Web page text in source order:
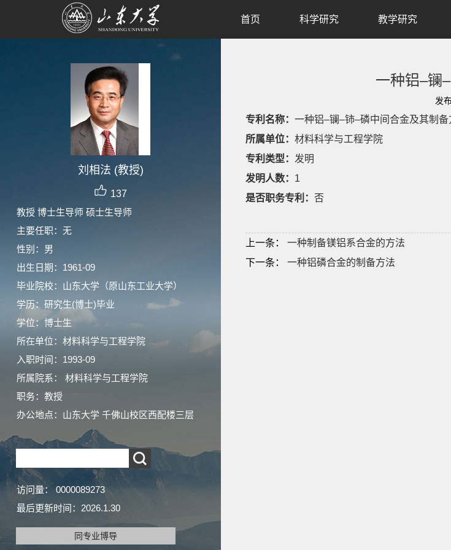
刘相法 (教授)
137
教授 博士生导师 硕士生导师
主要任职：无
性别：男
出生日期：1961-09
毕业院校：山东大学（原山东工业大学）
学历：研究生(博士)毕业
学位：博士生
所在单位：材料科学与工程学院
入职时间：1993-09
所属院系： 材料科学与工程学院
职务：教授
办公地点：山东大学 千佛山校区西配楼三层
访问量： 0000089273
最后更新时间： 2026.1.30
同专业博导
首页 科学研究 教学研究
一种铝–镧
发
专利名称： 一种铝–镧–铈–磷中间合金及其制备
所属单位： 材料科学与工程学院
专利类型： 发明
发明人数： 1
是否职务专利： 否
上一条：
一种制备镁铝系合金的方法
下一条：
一种铝磷合金的制备方法